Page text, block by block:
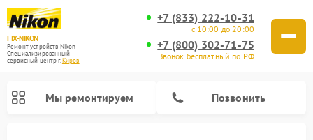
FIX-NIKON
Ремонт устройств Nikon
Специализированный
cервисный центр г.Киров
+7 (833) 222-10-31
с 10:00 до 20:00
+7 (800) 302-71-75
Звонок бесплатный по РФ
Мы ремонтируем Позвонить